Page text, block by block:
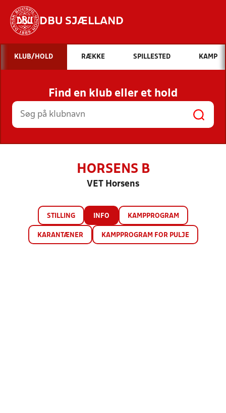
DBU SJÆLLAND
Hvad vil du søge efter?
INDHOLD OG NYHEDER
STILLINGER, RESULTATER, KLUBBER OG
HOLD
KLUB/HOLD RÆKKE SPILLESTED KAMP
Find en klub eller et hold
HORSENS B
VET Horsens
STILLING INFO KAMPPROGRAM
KARANTÆNER KAMPPROGRAM FOR PULJE